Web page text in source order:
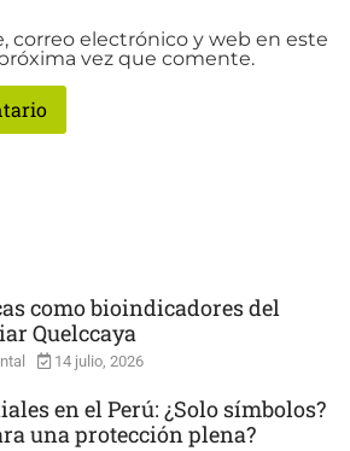
correo electrónico y web en este
vez que comente.
como bioindicadores del
Quelccaya
14 julio, 2026
en el Perú: ¿Solo símbolos?
una protección plena?